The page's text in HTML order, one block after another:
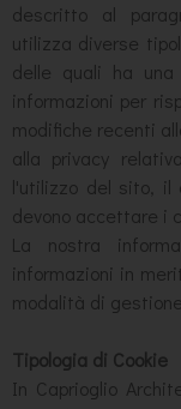
descritto al
utilizza diverse
delle quali ha
informazioni per
modifiche recenti
alla privacy
l'utilizzo del sito, il
devono accettare i
La nostra
informazioni in
modalità di
Tipologia di Cookie
In Caprioglio